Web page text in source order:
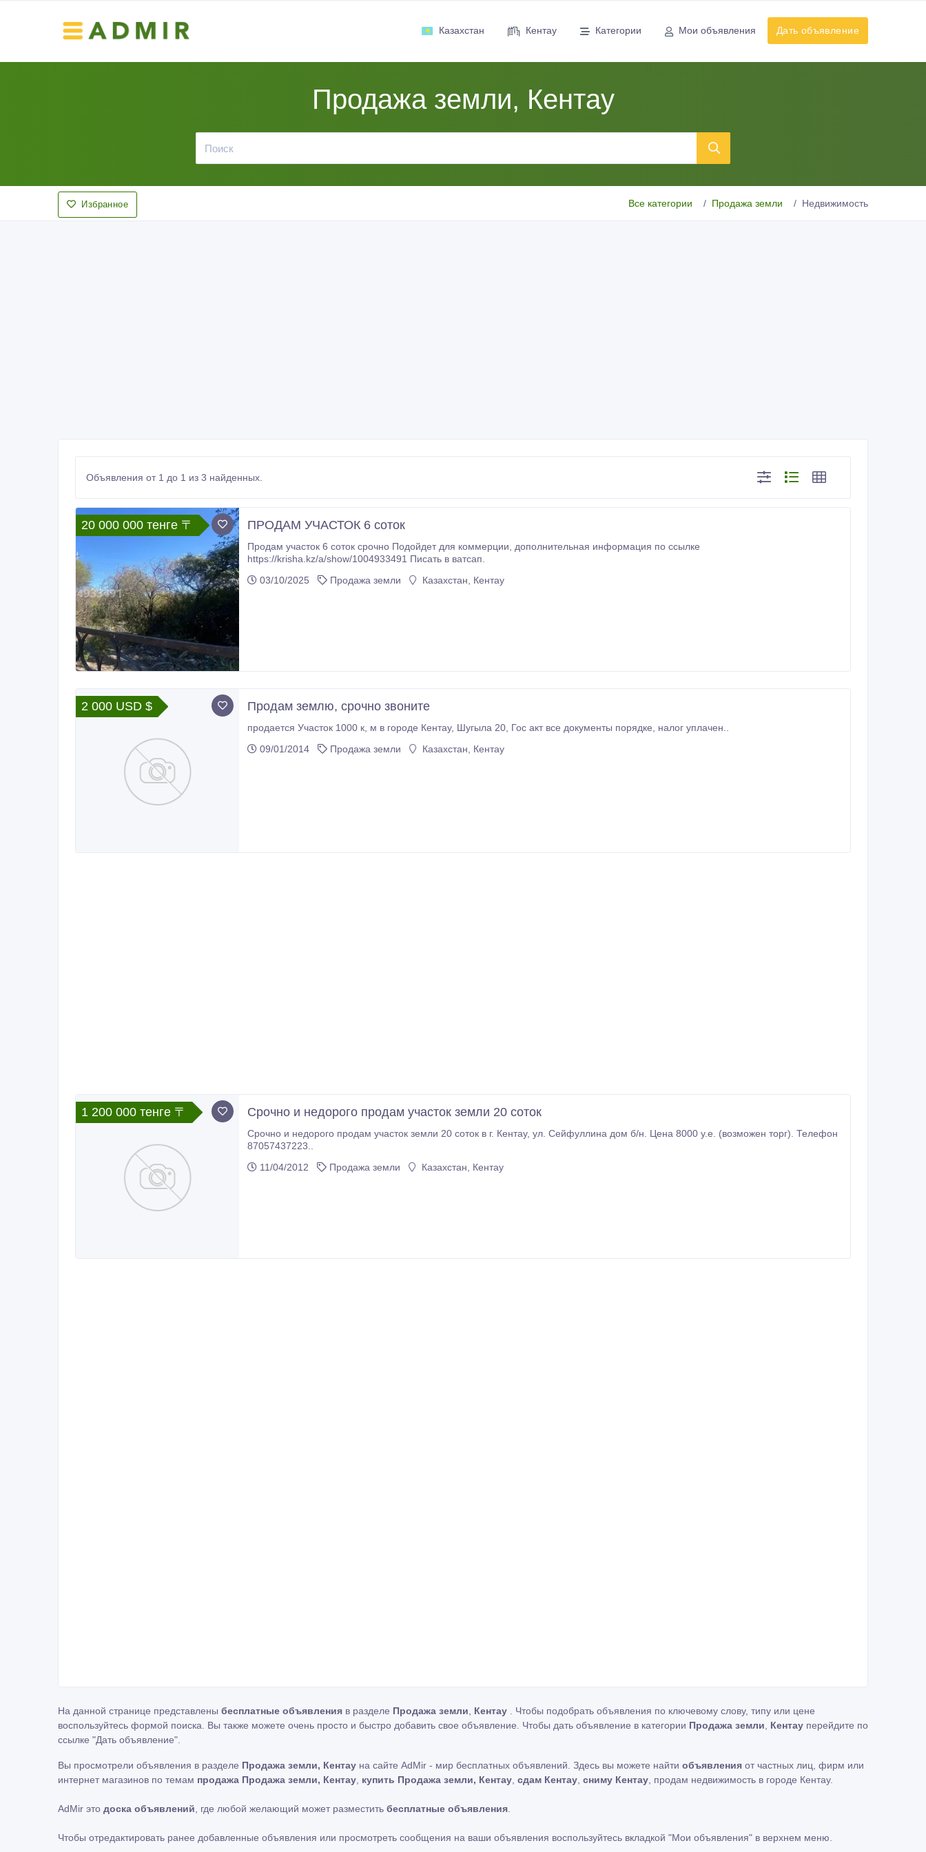
Казахстан Кентау Категории Мои объявления Дать объявление
Продажа земли, Кентау
Избранное Все категории Продажа земли Недвижимость
Объявления от 1 до 1 из 3 найденных.
20 000 000 тенге 〒 ПРОДАМ УЧАСТОК 6 соток
Продам участок 6 соток срочно Подойдет для коммерции, дополнительная информация по ссылке
https://krisha.kz/a/show/1004933491 Писать в ватсап.
03/10/2025
Продажа земли Казахстан, Кентау
2 000 USD $ Продам землю, срочно звоните
продается Участок 1000 к, м в городе Кентау, Шугыла 20, Гос акт все документы порядке, налог уплачен..
09/01/2014
Продажа земли Казахстан, Кентау
1 200 000 тенге 〒 Срочно и недорого продам участок земли 20 соток
Срочно и недорого продам участок земли 20 соток в г. Кентау, ул. Сейфуллина дом б/н. Цена 8000 у.е. (возможен торг). Телефон
87057437223..
11/04/2012
Продажа земли Казахстан, Кентау
На данной странице представлены бесплатные объявления в разделе Продажа земли Кентау . Чтобы подобрать объявления по ключевому слову, типу или цене
воспользуйтесь формой поиска. Вы также можете очень просто и быстро добавить свое объявление. Чтобы дать объявление в категории Продажа земли Кентау перейдите по
ссылке "Дать объявление"
Вы просмотрели объявления в разделе Продажа земли, Кентау на сайте AdMir - мир бесплатных объявлений. Здесь вы можете найти объявления от частных лиц, фирм или
интернет магазинов по темам продажа Продажа земли, Кентау купить Продажа земли, Кентау сдам Кентау сниму Кентау , продам недвижимость в городе Кентау.
AdMir это доска объявлений , где любой желающий может разместить бесплатные объявления
Чтобы отредактировать ранее добавленные объявления или просмотреть сообщения на ваши объявления воспользуйтесь вкладкой "Мои объявления" в верхнем меню.